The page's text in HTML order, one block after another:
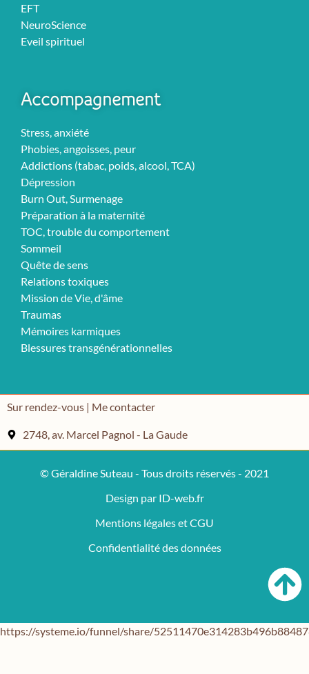
EFT
NeuroScience
Eveil spirituel
Accompagnement
Stress, anxiété
Phobies, angoisses, peur
Addictions (tabac, poids, alcool, TCA)
Dépression
Burn Out, Surmenage
Préparation à la maternité
TOC, trouble du comportement
Sommeil
Quête de sens
Relations toxiques
Mission de Vie, d'âme
Traumas
Mémoires karmiques
Blessures transgénérationnelles
Sur rendez-vous | Me contacter
2748, av. Marcel Pagnol - La Gaude
© Géraldine Suteau - Tous droits réservés - 2021
Design par ID-web.fr
Mentions légales et CGU
Confidentialité des données
https://systeme.io/funnel/share/